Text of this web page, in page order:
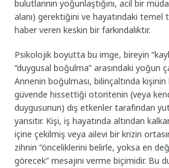
bulutlarının yoğunlaştığını, acil bir
alanı) gerektiğini ve hayatındaki temel
haber veren keskin bir farkındalıktır.
Psikolojik boyutta bu imge, bireyin
“duygusal boğulma” arasındaki yoğun
Annenin boğulması, bilinçaltında
güvende hissettiği otoritenin (veya
duygusunun) dış etkenler tarafından
yansıtır. Kişi, iş hayatında altından
içine çekilmiş veya ailevi bir krizin
zihnin “önceliklerini belirle, yoksa en
görecek” mesajını verme biçimidir. Bu